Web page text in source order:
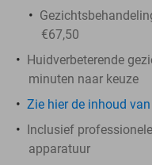
€67,50
Huidverbeterende
minuten naar keuze
Zie hier de inhoud
Inclusief
apparatuur